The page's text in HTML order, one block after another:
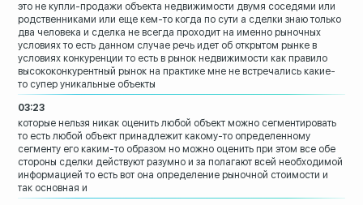
это не купли-продажи объекта недвижимости двумя соседями или
родственниками или еще кем-то когда по сути а сделки знаю только
два человека и сделка не всегда проходит на именно рыночных
условиях то есть данном случае речь идет об открытом рынке в
условиях конкуренции то есть в рынок недвижимости как правило
высококонкурентный рынок на практике мне не встречались какие-
то супер уникальные объекты
03:23
которые нельзя никак оценить любой объект можно сегментировать
то есть любой объект принадлежит какому-то определенному
сегменту его каким-то образом но можно оценить при этом все обе
стороны сделки действуют разумно и за полагают всей необходимой
информацией то есть вот она определение рыночной стоимости и
так основная и